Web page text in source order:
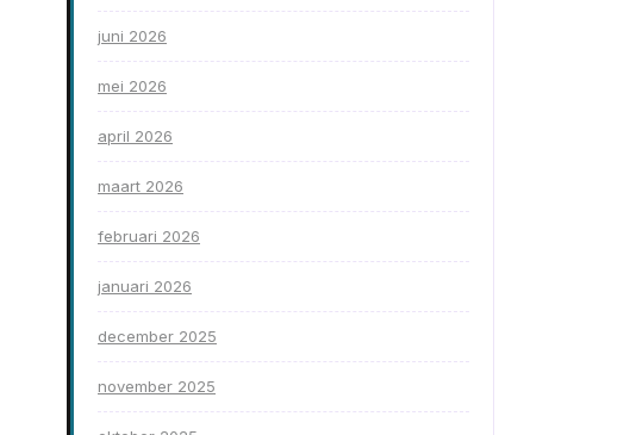
juni 2026
mei 2026
april 2026
maart 2026
februari 2026
januari 2026
december 2025
november 2025